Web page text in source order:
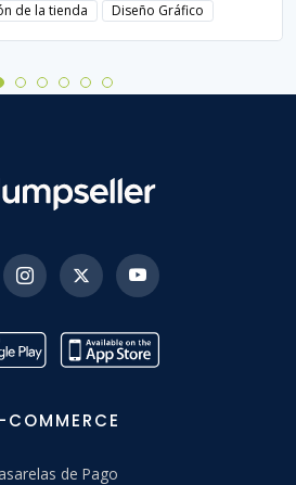
de la tienda
Diseño Gráfico
COMMERCE
de Pago